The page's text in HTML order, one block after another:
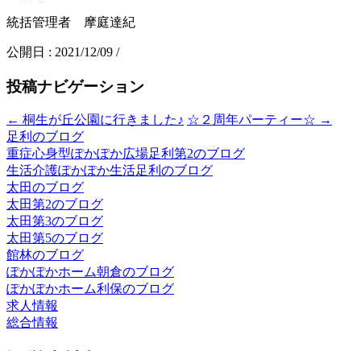
統括管理者 摩庭達紀
公開日 : 2021/12/09 /
投稿ナビゲーション
← 桐生が丘公園に行きました♪ ☆２周年パーティー☆ →
足利のブログ
重症心身型ぽかぽか広場足利第2のブログ
生活介護ぽかぽか生活足利のブログ
太田のブログ
太田第2のブログ
太田第3のブログ
太田第5のブログ
館林のブログ
ぽかぽかホーム朝倉のブログ
ぽかぽかホーム利保のブログ
求人情報
総合情報